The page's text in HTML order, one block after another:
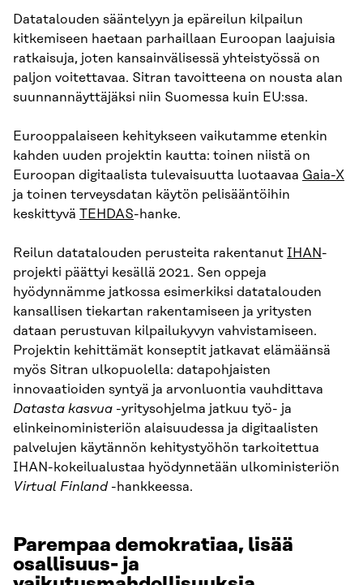
Datatalouden sääntelyyn ja epäreilun kilpailun
kitkemiseen haetaan parhaillaan Euroopan laajuisia
ratkaisuja, joten kansainvälisessä yhteistyössä on
paljon voitettavaa. Sitran tavoitteena on nousta alan
suunnannäyttäjäksi niin Suomessa kuin EU:ssa.
Eurooppalaiseen kehitykseen vaikutamme etenkin
kahden uuden projektin kautta: toinen niistä on
Euroopan digitaalista tulevaisuutta luotaavaa Gaia-X
ja toinen terveysdatan käytön pelisääntöihin
keskittyvä TEHDAS-hanke.
Reilun datatalouden perusteita rakentanut IHAN-
projekti päättyi kesällä 2021. Sen oppeja
hyödynnämme jatkossa esimerkiksi datatalouden
kansallisen tiekartan rakentamiseen ja yritysten
dataan perustuvan kilpailukyvyn vahvistamiseen.
Projektin kehittämät konseptit jatkavat elämäänsä
myös Sitran ulkopuolella: datapohjaisten
innovaatioiden syntyä ja arvonluontia vauhdittava
Datasta kasvua -yritysohjelma jatkuu työ- ja
elinkeinoministeriön alaisuudessa ja digitaalisten
palvelujen käytännön kehitystyöhön tarkoitettua
IHAN-kokeilualustaa hyödynnetään ulkoministeriön
Virtual Finland-hankkeessa.
Parempaa demokratiaa, lisää
osallisuus- ja